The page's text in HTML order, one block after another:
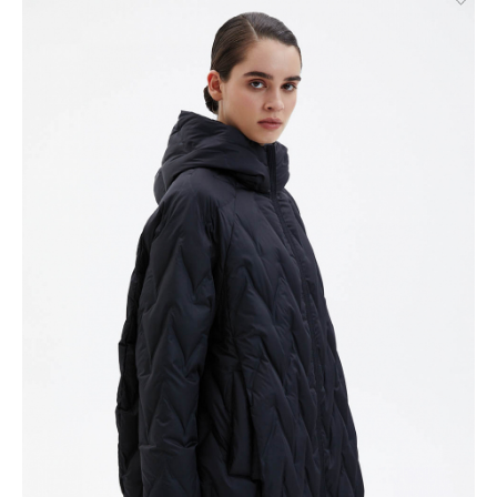
примерки с предоплатой. Действует во всех городах, где
Доставка до пункта выдачи СДЭК. Действует во всех
городах, где работает СДЭК. Осуществляется с примеркой
без предоплаты для Москвы, Санкт-Петербурга, ЛО и МО,
а также дополнительно для городов: Самара, Краснодар,
Нижневартовск, Надым, Рязань, Кострома, Иваново,
Великий Новгород, Уфа, Ростов-на-Дону, Новосибирск и
Отправка EMS почтой России.
Условия доставки:
Максимальный объём заказа ограничен стандартной
коробкой 40x30x20см. Обычно это не более 8 летних вещей,
или пара лёгких курток, или 1 удлинённый пуховик. Если вы
хотите заказать больше — то наши менеджеры всё посчитают
и разделят ваш заказ на несколько, доставка за каждый заказ
будет оплачиваться отдельно, но всё приедет вместе в один
Курьер предварительно созванивается с вами, чтобы
согласовать детали по доставке заказа.
Вы имеете право открыть заказ до оплаты, проверить
соответствие заказа и качество, а также примерить вещи
при выборе доставки с этой опцией. На примерку
отводится 15 минут.